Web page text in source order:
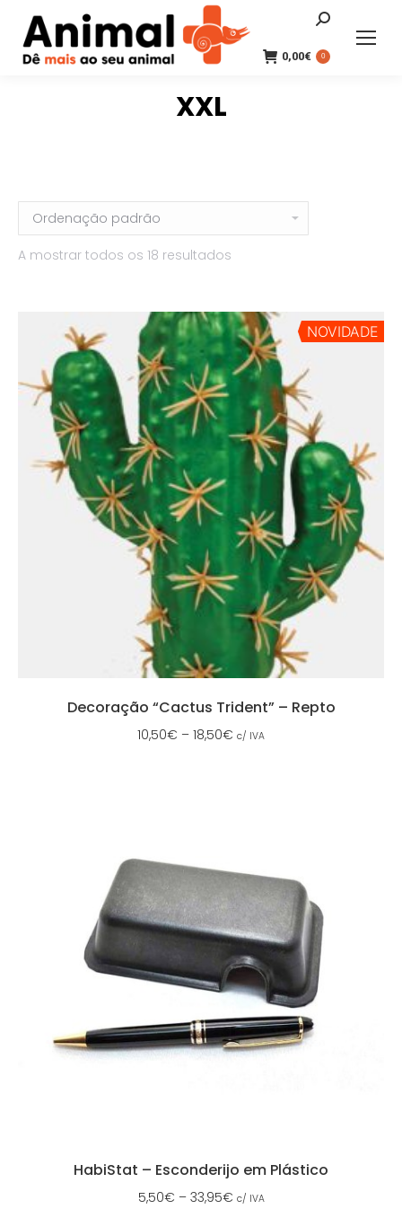
Search:
0,00€ 0
XXL
A mostrar todos os 18 resultados
NOVIDADE
Decoração “Cactus Trident” – Repto
10,50€ – 18,50€ c/ IVA
HabiStat – Esconderijo em Plástico
5,50€ – 33,95€ c/ IVA